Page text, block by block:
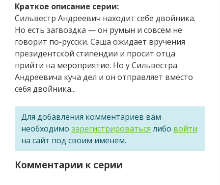
Краткое описание серии:
Сильвестр Андреевич находит себе двойника.
Но есть загвоздка — он румын и совсем не
говорит по-русски. Саша ожидает вручения
президентской стипендии и просит отца
прийти на мероприятие. Но у Сильвестра
Андреевича куча дел и он отправляет вместо
себя двойника...
Для добавления комментариев вам
необходимо зарегистрироваться либо войти
на сайт под своим именем.
Комментарии к серии